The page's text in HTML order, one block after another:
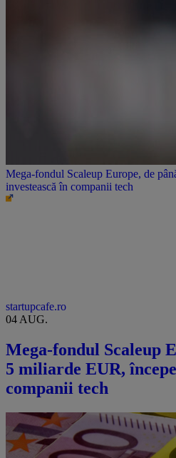
Mega-fondul Scaleup Europe, de
investească în companii tech
startupcafe.ro
04 AUG.
Mega-fondul Scaleup
5 miliarde EUR,
companii tech